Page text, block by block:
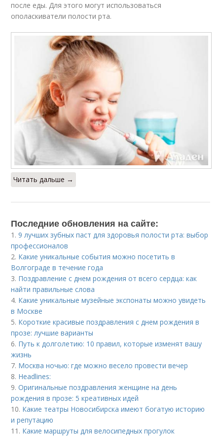
после еды. Для этого могут использоваться
ополаскиватели полости рта.
Читать дальше →
Последние обновления на сайте:
1.9 лучших зубных паст для здоровья полости рта: выбор
профессионалов
2. Какие уникальные события можно посетить в
Волгограде в течение года
3. Поздравление с днем рождения от всего сердца: как
найти правильные слова
4. Какие уникальные музейные экспонаты можно увидеть
в Москве
5. Короткие красивые поздравления с днем рождения в
прозе: лучшие варианты
6. Путь к долголетию: 10 правил, которые изменят вашу
жизнь
7. Москва ночью: где можно весело провести вечер
8. Headlines:
9.Оригинальные поздравления женщине на день
рождения в прозе: 5 креативных идей
10. Какие театры Новосибирска имеют богатую историю
и репутацию
11. Какие маршруты для велосипедных прогулок